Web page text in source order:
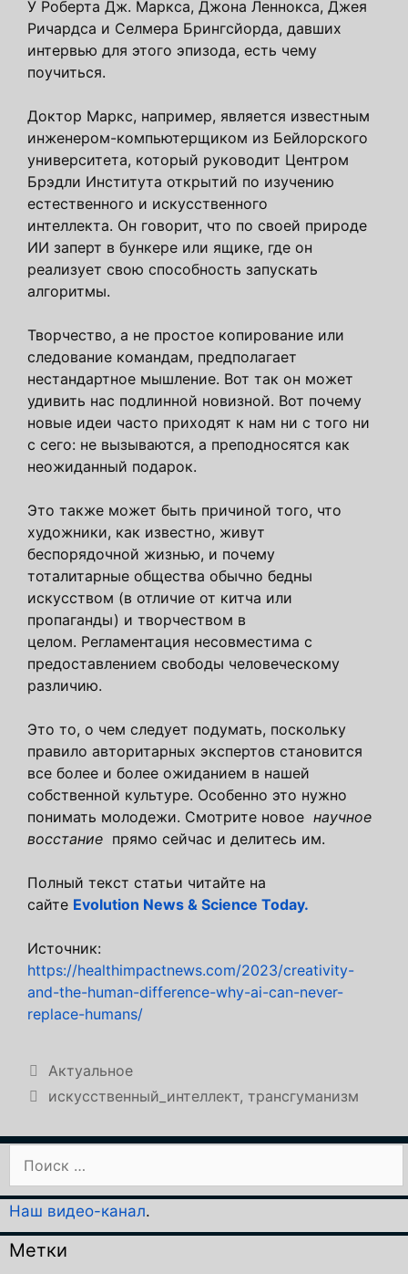
У Роберта Дж. Маркса, Джона Леннокса, Джея
Ричардса и Селмера Брингсйорда, давших
интервью для этого эпизода, есть чему
поучиться.
Доктор Маркс, например, является известным
инженером-компьютерщиком из Бейлорского
университета, который руководит Центром
Брэдли Института открытий по изучению
естественного и искусственного
интеллекта. Он говорит, что по своей природе
ИИ заперт в бункере или ящике, где он
реализует свою способность запускать
алгоритмы.
Творчество, а не простое копирование или
следование командам, предполагает
нестандартное мышление. Вот так он может
удивить нас подлинной новизной. Вот почему
новые идеи часто приходят к нам ни с того ни
с сего: не вызываются, а преподносятся как
неожиданный подарок.
Это также может быть причиной того, что
художники, как известно, живут
беспорядочной жизнью, и почему
тоталитарные общества обычно бедны
искусством (в отличие от китча или
пропаганды) и творчеством в
целом. Регламентация несовместима с
предоставлением свободы человеческому
различию.
Это то, о чем следует подумать, поскольку
правило авторитарных экспертов становится
все более и более ожиданием в нашей
собственной культуре. Особенно это нужно
понимать молодежи. Смотрите новое научное
восстание прямо сейчас и делитесь им.
Полный текст статьи читайте на
сайте Evolution News & Science Today.
Источник:
https://healthimpactnews.com/2023/creativity-
and-the-human-difference-why-ai-can-never-
replace-humans/
Рубрики
Актуальное
Метки
искусственный_интеллект, трансгуманизм
Наш видео-канал.
Метки